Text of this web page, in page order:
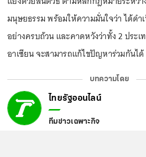
มนุษยธรรม พร้อมให้ความมั่นใจว่า ได้ด
อย่างครบถ้วน และคาดหวังว่าทั้ง 2 ประ
อาเซียน จะสามารถแก้ไขปัญหาร่วมกันได้
บทความโดย
ไทยรัฐออนไลน์
ทีมข่าวเฉพาะกิจ